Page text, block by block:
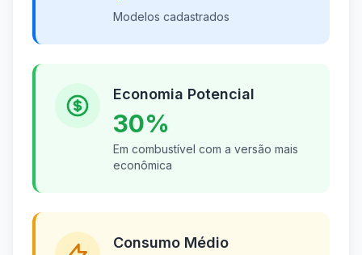
Modelos cadastrados
Economia Potencial
30%
Em combustível com a versão mais
econômica
Consumo Médio